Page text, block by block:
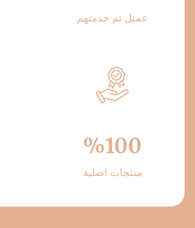
عميل تم خدمتهم
100
%
منتجات اصلية